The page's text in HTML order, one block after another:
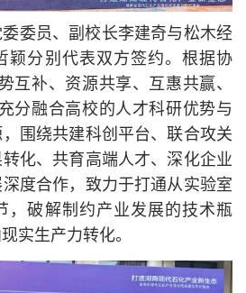
委员、副校长李建奇与松木经
颖分别代表双方签约。根据协
互补、资源共享、互惠共赢、
分融合高校的人才科研优势与
围绕共建科创平台、联合攻关
化、共育高端人才、深化企业
度合作，致力于打通从实验室
，破解制约产业发展的技术瓶
实生产力转化。